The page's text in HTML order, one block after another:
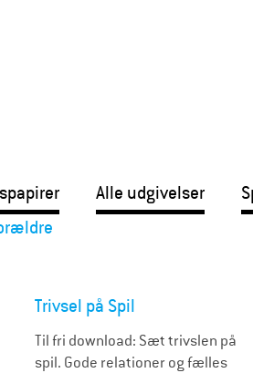
Alle udgivelser
Trivsel på Spil
Til fri download: Sæt trivslen på
spil. Gode relationer og fælles